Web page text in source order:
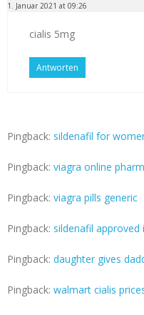
1. Januar 2021 at 09:26
cialis 5mg
Antworten
Pingback: sildenafil for
Pingback: viagra online
Pingback: viagra pills generic
Pingback: sildenafil approved
Pingback: daughter gives
Pingback: walmart cialis